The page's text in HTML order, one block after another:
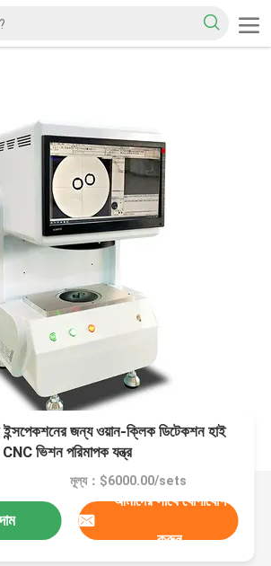
ইন্সপেকশনের জন্য ওয়ান-ক্লিক ডিটেকশন হাই
ভিশন পরিমাপক যন্ত্র
মূল্য：$6000.00/sets
আমাদের সাথে যোগাযোগ
করুন